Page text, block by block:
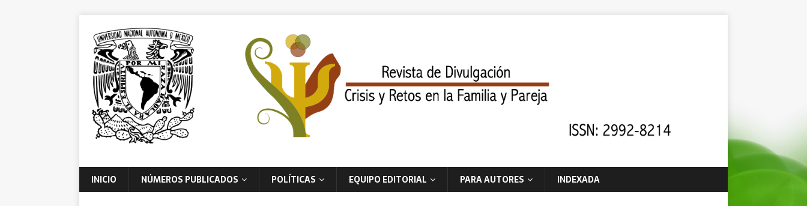
INICIO NÚMEROS PUBLICADOS POLÍTICAS EQUIPO EDITORIAL PARA AUTORES INDEXADA